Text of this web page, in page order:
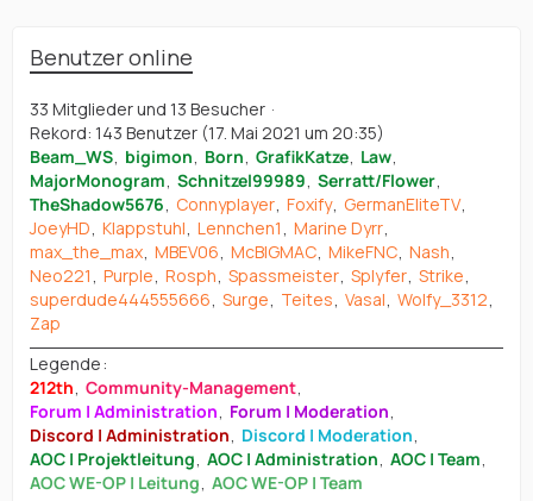
Benutzer online
33 Mitglieder und 13 Besucher
Rekord: 143 Benutzer (17. Mai 2021 um 20:35)
Beam_WS bigimon Born GrafikKatze Law
MajorMonogram Schnitzel99989 Serratt/Flower
TheShadow5676
Connyplayer Foxify GermanEliteTV
JoeyHD Klappstuhl Lennchen1
Marine Dyrr
max_the_max MBEV06 McBIGMAC MikeFNC Nash
Neo221
Purple Rosph Spassmeister Splyfer Strike
superdude444555666 Surge Teites Vasal Wolfy_3312
Zap
Legende
212th Community-Management
Forum | Administration
Forum | Moderation
Discord | Administration
Discord | Moderation
AOC | Projektleitung AOC | Administration AOC | Team
AOC WE-OP | Leitung AOC WE-OP | Team